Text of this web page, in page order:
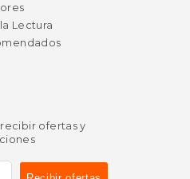
Lectura
ofertas y